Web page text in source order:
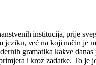
institucija, prije
već na koji način je
gramatika kakve
i kroz zadatke. To je